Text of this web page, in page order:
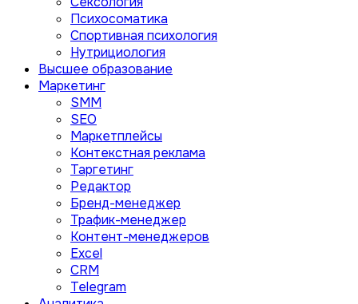
Психосоматика
Спортивная психология
Нутрициология
Высшее образование
Маркетинг
SMM
SEO
Маркетплейсы
Контекстная реклама
Таргетинг
Редактор
Бренд-менеджер
Трафик-менеджер
Контент-менеджеров
Excel
CRM
Telegram